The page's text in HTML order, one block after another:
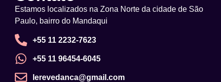
Estamos localizados na Zona Norte da cidade de São
Paulo, bairro do Mandaqui
+55 11 2232-7623
+55 11 96454-6045
lerevedanca@gmail.com